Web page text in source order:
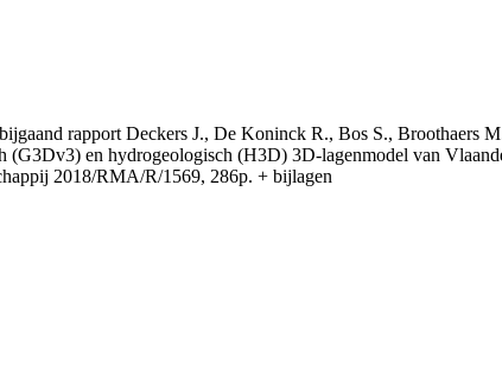
rapport Deckers J., De Koninck R., Bos S.,
en hydrogeologisch (H3D) 3D-lagenmodel van
2018/RMA/R/1569, 286p. + bijlagen